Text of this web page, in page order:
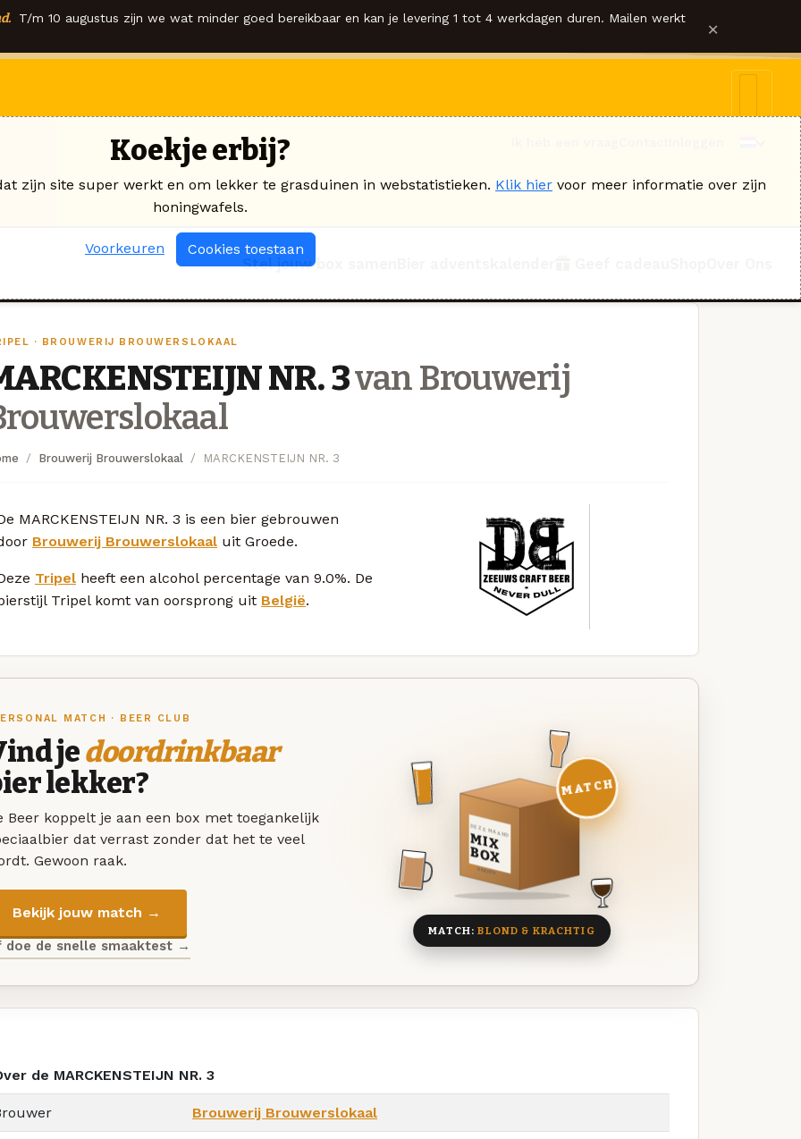
T/m 10 augustus zijn we wat minder goed bereikbaar en kan je levering 1 tot 4 werkdagen duren. Mailen werkt ×
Stel jouw box samen
· BROUWERIJ BROUWERSLOKAAL
NR. 3van Brouwerij
Brouwerij Brouwerslokaal MARCKENSTEIJN NR. 3
MARCKENSTEIJN NR. 3 is een bier gebrouwen
Brouwerij Brouwerslokaal uit Groede.
Tripel heeft een alcohol percentage van 9.0%. De
Tripel komt van oorsprong uit België.
MATCH · BEER CLUB
jedoordrinkbaar
lekker?
Beer koppelt je aan een box met toegankelijk
dat verrast zonder dat het te veel
Gewoon raak.
Bekijk jouw match →
doe de snelle smaaktest →
DEZE MAAND
MIX
BOX
8 BIEREN
MATCH
MATCH:BLOND & KRACHTIG
de MARCKENSTEIJN NR. 3
Brouwerij Brouwerslokaal
Koekje erbij?
zijn site super werkt en om lekker te grasduinen in webstatistieken. Klik hier voor meer informatie over zijn
honingwafels.
Voorkeuren Cookies toestaan